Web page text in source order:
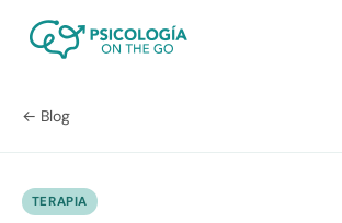
← Blog
TERAPIA